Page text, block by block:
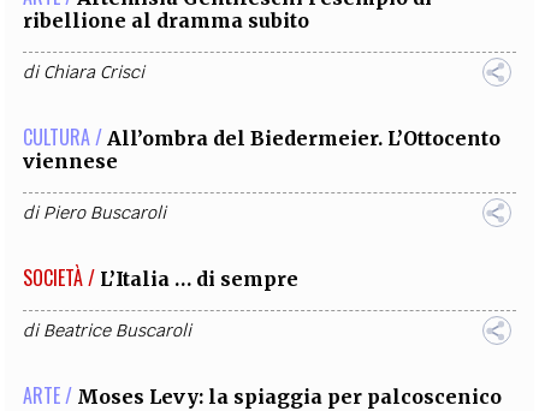
ribellione al dramma subito
diChiara Crisci
CULTURA / All’ombra del Biedermeier. L’Ottocento
viennese
diPiero Buscaroli
SOCIETÀ / L’Italia … di sempre
diBeatrice Buscaroli
ARTE / Moses Levy: la spiaggia per palcoscenico